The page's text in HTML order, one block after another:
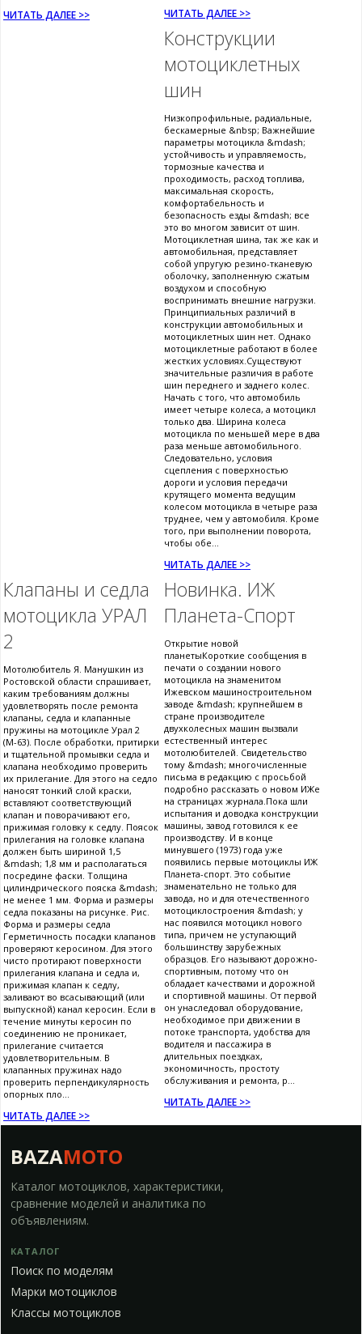
ЧИТАТЬ ДАЛЕЕ >> ЧИТАТЬ ДАЛЕЕ >>
Конструкции
мотоциклетных
шин
Низкопрофильные, радиальные,
бескамерные &nbsp; Важнейшие
параметры мотоцикла &mdash;
устойчивость и управляемость,
тормозные качества и
проходимость, расход топлива,
максимальная скорость,
комфортабельность и
безопасность езды &mdash; все
это во многом зависит от шин.
Мотоциклетная шина, так же как и
автомобильная, представляет
собой упругую резино-тканевую
оболочку, заполненную сжатым
воздухом и способную
воспринимать внешние нагрузки.
Принципиальных различий в
конструкции автомобильных и
мотоциклетных шин нет. Однако
мотоциклетные работают в более
жестких условиях.Существуют
значительные различия в работе
шин переднего и заднего колес.
Начать с того, что автомобиль
имеет четыре колеса, а мотоцикл
только два. Ширина колеса
мотоцикла по меньшей мере в два
раза меньше автомобильного.
Следовательно, условия
сцепления с поверхностью
дороги и условия передачи
крутящего момента ведущим
колесом мотоцикла в четыре раза
труднее, чем у автомобиля. Кроме
того, при выполнении поворота,
чтобы обе...
ЧИТАТЬ ДАЛЕЕ >>
Клапаны и седла
мотоцикла УРАЛ
2
Мотолюбитель Я. Манушкин из
Ростовской области спрашивает,
каким требованиям должны
удовлетворять после ремонта
клапаны, седла и клапанные
пружины на мотоцикле Урал 2
(М-63). После обработки, притирки
и тщательной промывки седла и
клапана необходимо проверить
их прилегание. Для этого на седло
наносят тонкий слой краски,
вставляют соответствующий
клапан и поворачивают его,
прижимая головку к седлу. Поясок
прилегания на головке клапана
должен быть шириной 1,5
&mdash; 1,8 мм и располагаться
посредине фаски. Толщина
цилиндрического пояска &mdash;
не менее 1 мм. Форма и размеры
седла показаны на рисунке. Рис.
Форма и размеры седла
Герметичность посадки клапанов
проверяют керосином. Для этого
чисто протирают поверхности
прилегания клапана и седла и,
прижимая клапан к седлу,
заливают во всасывающий (или
выпускной) канал керосин. Если в
течение минуты керосин по
соединению не проникает,
прилегание считается
удовлетворительным. В
клапанных пружинах надо
проверить перпендикулярность
опорных пло...
ЧИТАТЬ ДАЛЕЕ >>
Новинка. ИЖ
Планета-Спорт
Открытие новой
планетыКороткие сообщения в
печати о создании нового
мотоцикла на знаменитом
Ижевском машиностроительном
заводе &mdash; крупнейшем в
стране производителе
двухколесных машин вызвали
естественный интерес
мотолюбителей. Свидетельство
тому &mdash; многочисленные
письма в редакцию с просьбой
подробно рассказать о новом ИЖе
на страницах журнала.Пока шли
испытания и доводка конструкции
машины, завод готовился к ее
производству. И в конце
минувшего (1973) года уже
появились первые мотоциклы ИЖ
Планета-спорт. Это событие
знаменательно не только для
завода, но и для отечественного
мотоциклостроения &mdash; у
нас появился мотоцикл нового
типа, причем не уступающий
большинству зарубежных
образцов. Его называют дорожно-
спортивным, потому что он
обладает качествами и дорожной
и спортивной машины. От первой
он унаследовал оборудование,
необходимое при движении в
потоке транспорта, удобства для
водителя и пассажира в
длительных поездках,
экономичность, простоту
обслуживания и ремонта, р...
ЧИТАТЬ ДАЛЕЕ >>
BAZAMOTO
Каталог мотоциклов, характеристики,
сравнение моделей и аналитика по
объявлениям.
КАТАЛОГ
Поиск по моделям
Марки мотоциклов
Классы мотоциклов